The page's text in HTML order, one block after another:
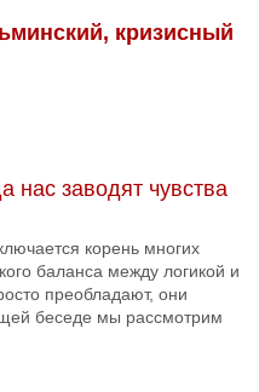
кризисный
нас заводят чувства
корень многих
баланса между логикой и
преобладают, они
беседе мы рассмотрим